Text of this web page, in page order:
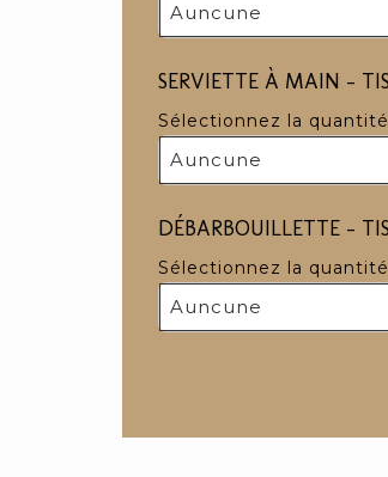
Auncune
SERVIETTE À MAIN -
Sélectionnez la quantité
Auncune
DÉBARBOUILLETTE -
Sélectionnez la quantité
Auncune